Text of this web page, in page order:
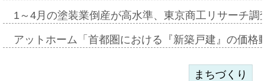
1～4月の塗装業倒産が高水準、東京商工リサーチ
アットホーム「首都圏における『新築戸建』の価
まちづくり